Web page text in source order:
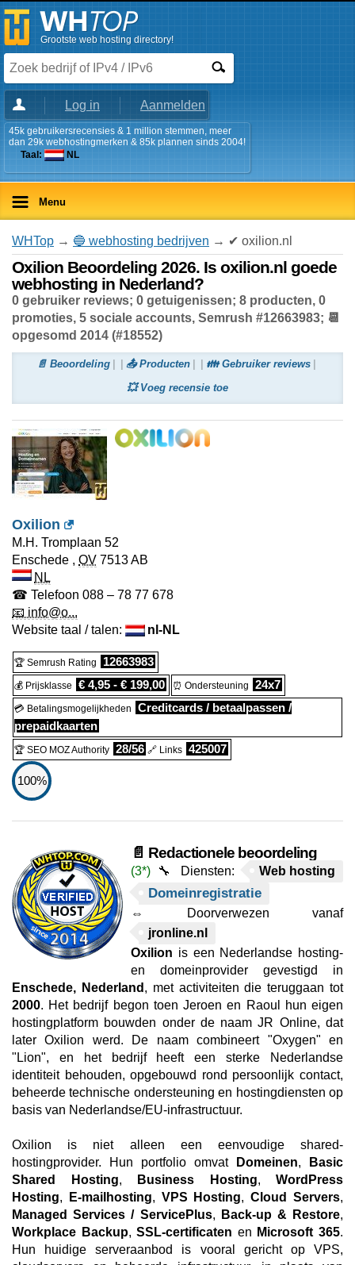
Grootste web hosting directory!
Log in Aanmelden
45k gebruikersrecensies & 1 million stemmen, meer
dan 29k webhostingmerken & 85k plannen sinds 2004!
Taal:
NL
Menu
WHTop → 🔵 webhosting bedrijven → ✔ oxilion.nl
Oxilion Beoordeling 2026. Is oxilion.nl goede
webhosting in Nederland?
0 gebruiker reviews; 0 getuigenissen; 8 producten, 0
promoties, 5 sociale accounts, Semrush #12663983; 📆
opgesomd 2014 (#18552)
📄 Beoordeling 📤 Producten
👪 Gebruiker reviews
💥 Voeg recensie toe
Oxilion
M.H. Tromplaan 52
Enschede , OV 7513 AB
NL
☎ Telefoon 088 – 78 77 678
📧 info@o...
Website taal / talen:
nl-NL
🏆 Semrush Rating 12663983
💰 Prijsklasse € 4,95 - € 199,00 ⏰ Ondersteuning 24x7
💳 Betalingsmogelijkheden
Creditcards / betaalpassen /
prepaidkaarten
🏆 SEO MOZ Authority 28/56 🔗 Links 425007
100%
📄 Redactionele beoordeling
(3*) 🔧 Diensten: Web hosting
Domeinregistratie
⇔ Doorverwezen vanaf
jronline.nl
Oxilion is een Nederlandse hosting-
en domeinprovider gevestigd in
Enschede, Nederland , met activiteiten die teruggaan tot
2000. Het bedrijf begon toen Jeroen en Raoul hun eigen
hostingplatform bouwden onder de naam JR Online, dat
later Oxilion werd. De naam combineert "Oxygen" en
"Lion", en het bedrijf heeft een sterke Nederlandse
identiteit behouden, opgebouwd rond persoonlijk contact,
beheerde technische ondersteuning en hostingdiensten op
basis van Nederlandse/EU-infrastructuur.
Oxilion is niet alleen een eenvoudige shared-
hostingprovider. Hun portfolio omvat
Domeinen,
Basic
Shared Hosting, Business Hosting, WordPress
Hosting, E-mailhosting, VPS Hosting,Cloud Servers,
Managed Services / ServicePlus, Back-up & Restore,
Workplace Backup,SSL-certificaten en Microsoft 365.
Hun huidige serveraanbod is vooral gericht op VPS,